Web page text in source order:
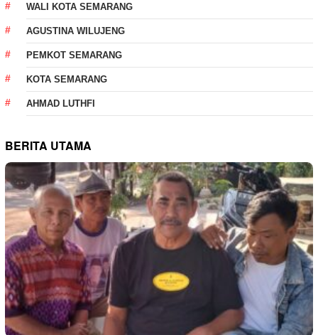
WALI KOTA SEMARANG
AGUSTINA WILUJENG
PEMKOT SEMARANG
KOTA SEMARANG
AHMAD LUTHFI
BERITA UTAMA